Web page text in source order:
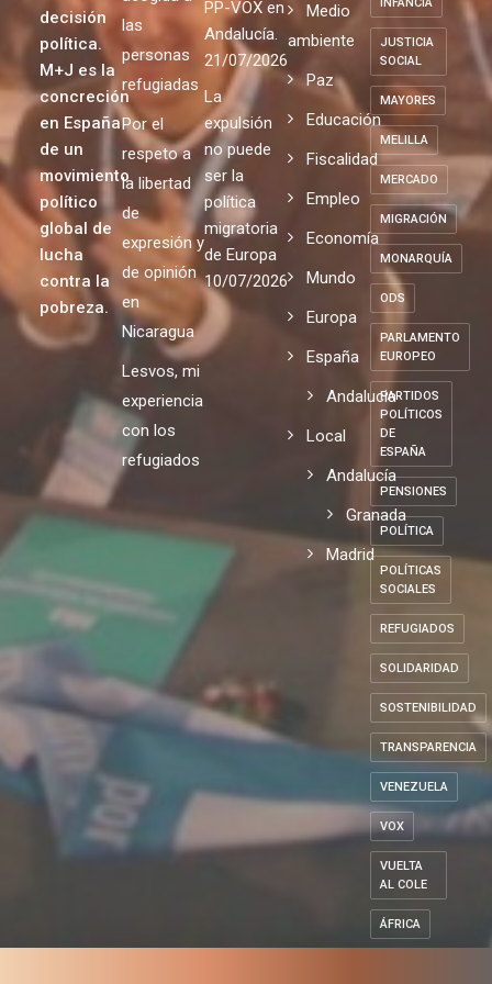
decisión
política.
M+J es la
concreción
en España
de un
movimiento
político
global de
lucha
contra la
pobreza.
las
personas
refugiadas
Por el
respeto a
la libertad
de
expresión y
de opinión
en
Nicaragua
Lesvos, mi
experiencia
con los
refugiados
PP-VOX en
Andalucía.
21/07/2026
La
expulsión
no puede
ser la
política
migratoria
de Europa
10/07/2026
Medio
ambiente
Paz
Educación
Fiscalidad
Empleo
Economía
Mundo
Europa
España
Andalucia
Local
Andalucía
Granada
Madrid
JUSTICIA
SOCIAL
MAYORES
MELILLA
MERCADO
MIGRACIÓN
MONARQUÍA
ODS
PARLAMENTO
EUROPEO
PARTIDOS
POLÍTICOS
DE
ESPAÑA
PENSIONES
POLÍTICA
POLÍTICAS
SOCIALES
REFUGIADOS
SOLIDARIDAD
SOSTENIBILIDAD
TRANSPARENCIA
VENEZUELA
VOX
VUELTA
AL COLE
ÁFRICA